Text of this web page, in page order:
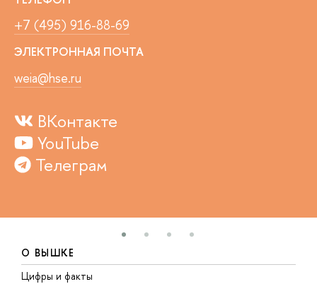
+7 (495) 916-88-69
ЭЛЕКТРОННАЯ ПОЧТА
weia@hse.ru
ВКонтакте
YouTube
Телеграм
О ВЫШКЕ
Цифры и факты